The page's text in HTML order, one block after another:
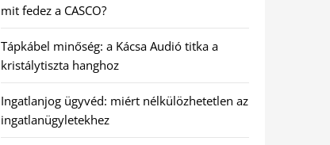
mit fedez a CASCO?
Tápkábel minőség: a Kácsa Audió titka a
kristálytiszta hanghoz
Ingatlanjog ügyvéd: miért nélkülözhetetlen az
ingatlanügyletekhez